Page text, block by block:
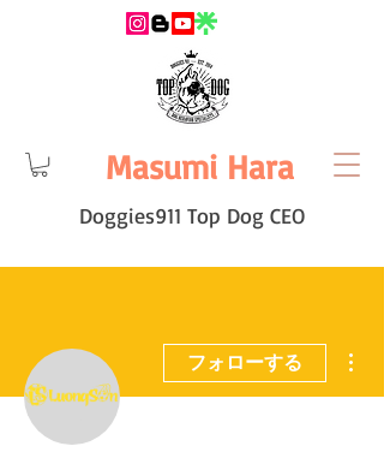
Masumi Hara
Doggies911 Top Dog CEO
フォローする